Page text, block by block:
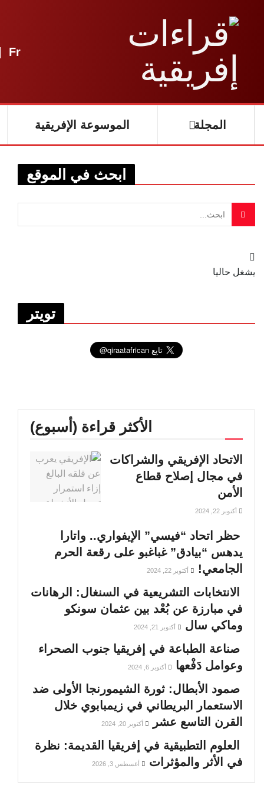
Fr
المجلة الموسوعة الإفريقية
ابحث في الموقع
يشغل حاليا
تويتر
الأكثر قراءة (أسبوع)
الاتحاد الإفريقي والشراكات
في مجال إصلاح قطاع
الأمن
أكتوبر 22, 2024
حظر اتحاد “فيسي” الإيفواري.. واتارا
يدهس “بيادق” غباغبو على رقعة الحرم
الجامعي!
أكتوبر 22, 2024
الانتخابات التشريعية في السنغال: الرهانات
في مبارزة عن بُعْد بين عثمان سونكو
وماكي سال
أكتوبر 21, 2024
صناعة الطباعة في إفريقيا جنوب الصحراء
وعوامل دَفْعها
أكتوبر 6, 2024
صمود الأبطال: ثورة الشيمورنجا الأولى ضد
الاستعمار البريطاني في زيمبابوي خلال
القرن التاسع عشر
أكتوبر 20, 2024
العلوم التطبيقية في إفريقيا القديمة: نظرة
في الأثر والمؤثرات
أغسطس 3, 2026